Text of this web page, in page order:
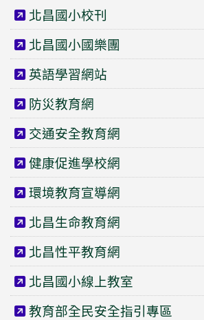
北昌國小校刊
北昌國小國樂團
英語學習網站
防災教育網
交通安全教育網
健康促進學校網
環境教育宣導網
北昌生命教育網
北昌性平教育網
北昌國小線上教室
教育部全民安全指引專區